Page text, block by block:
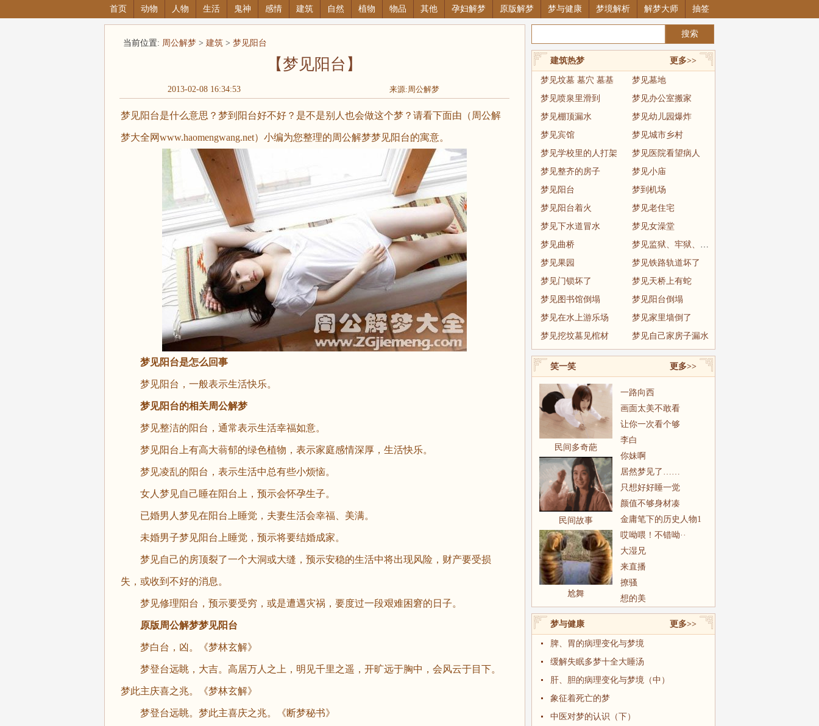
首页 动物 人物 生活 鬼神 感情 建筑 自然 植物 物品 其他 孕妇解梦 原版解梦 梦与健康 梦境解析 解梦大师 抽签
当前位置: 周公解梦> 建筑> 梦见阳台
【梦见阳台】
2013-02-08 16:34:53 来源:周公解梦
梦见阳台是什么意思？梦到阳台好不好？是不是别人也会做这个梦？请看下面由（周公解
梦大全网www.haomengwang.net）小编为您整理的周公解梦梦见阳台的寓意。
梦见阳台是怎么回事
梦见阳台，一般表示生活快乐。
梦见阳台的相关周公解梦
梦见整洁的阳台，通常表示生活幸福如意。
梦见阳台上有高大蓊郁的绿色植物，表示家庭感情深厚，生活快乐。
梦见凌乱的阳台，表示生活中总有些小烦恼。
女人梦见自己睡在阳台上，预示会怀孕生子。
已婚男人梦见在阳台上睡觉，夫妻生活会幸福、美满。
未婚男子梦见阳台上睡觉，预示将要结婚成家。
梦见自己的房顶裂了一个大洞或大缝，预示安稳的生活中将出现风险，财产要受损
失，或收到不好的消息。
梦见修理阳台，预示要受穷，或是遭遇灾祸，要度过一段艰难困窘的日子。
原版周公解梦梦见阳台
梦白台，凶。《梦林玄解》
梦登台远眺，大吉。高居万人之上，明见千里之遥，开旷远于胸中，会风云于目下。
梦此主庆喜之兆。《梦林玄解》
梦登台远眺。梦此主喜庆之兆。《断梦秘书》
更多>>
建筑热梦
梦见坟墓 墓穴 墓基
梦见墓地
梦见喷泉里滑到
梦见办公室搬家
梦见棚顶漏水
梦见幼儿园爆炸
梦见宾馆
梦见城市乡村
梦见学校里的人打架
梦见医院看望病人
梦见整齐的房子
梦见小庙
梦见阳台
梦到机场
梦见阳台着火
梦见老住宅
梦见下水道冒水
梦见女澡堂
梦见曲桥
梦见监狱、牢狱、坐牢
梦见果园
梦见铁路轨道坏了
梦见门锁坏了
梦见天桥上有蛇
梦见图书馆倒塌
梦见阳台倒塌
梦见在水上游乐场
梦见家里墙倒了
梦见挖坟墓见棺材
梦见自己家房子漏水
更多>>
笑一笑
民间多奇葩
民间故事
尬舞
一路向西
画面太美不敢看
让你一次看个够
李白
你妹啊
居然梦见了……
只想好好睡一觉
颜值不够身材凑
金庸笔下的历史人物1
哎呦喂！不错呦··
大湿兄
来直播
撩骚
想的美
更多>>
梦与健康
脾、胃的病理变化与梦境
缓解失眠多梦十全大睡汤
肝、胆的病理变化与梦境（中）
象征着死亡的梦
中医对梦的认识（下）